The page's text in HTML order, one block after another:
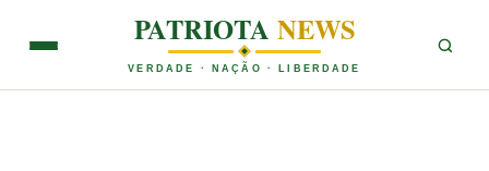
PATRIOTANEWS
VERDADE · NAÇÃO · LIBERDADE